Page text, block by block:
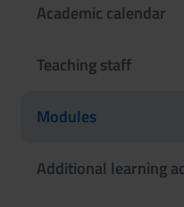
Academic calendar
Teaching staff
Modules
Additional learning